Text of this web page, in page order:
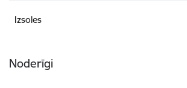
Izsoles
Noderīgi